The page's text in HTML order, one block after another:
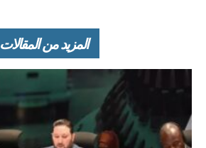
المزيد من المقالات